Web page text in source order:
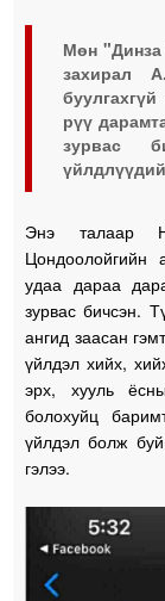
Мөн
захирал
рүү
зурвас
Энэ талаар
Цондоолойгийн
удаа дараа
зурвас бичсэн.
ангид заасан
үйлдэл хийх,
эрх, хууль
болохуйц
үйлдэл болж
гэлээ.